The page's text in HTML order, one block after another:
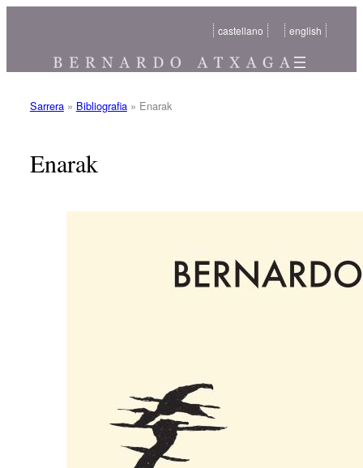
castellano english
Sarrera» Bibliografia» Enarak
Enarak